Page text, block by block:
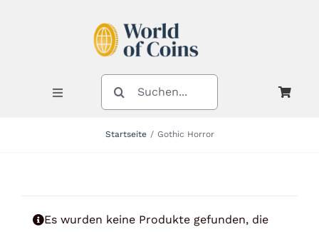
Toggle
Navigation
SUCHE
NACH:
Startseite Gothic Horror
Es wurden keine Produkte gefunden, die